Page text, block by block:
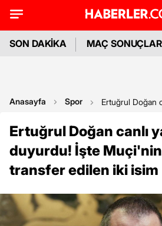
SON DAKİKA MAÇ
Anasayfa Spor Ertuğrul Doğan
Ertuğrul Doğan canlı
duyurdu! İşte Muçi'nin
transfer edilen iki isim